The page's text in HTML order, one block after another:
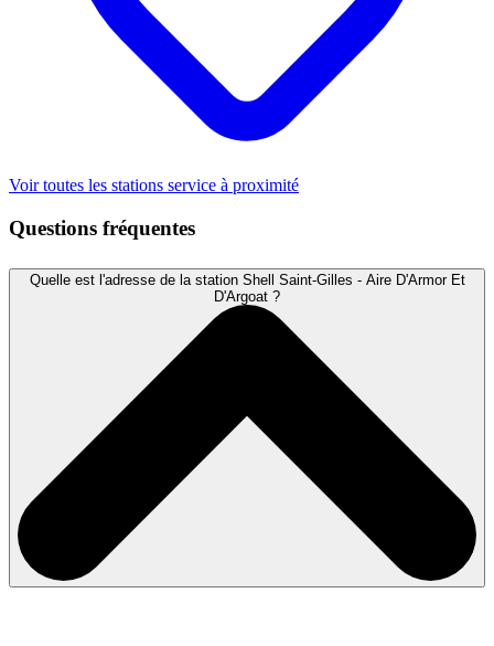
Voir toutes les stations service à proximité
Questions fréquentes
Quelle est l'adresse de la station Shell Saint-Gilles - Aire D'Armor Et
D'Argoat ?